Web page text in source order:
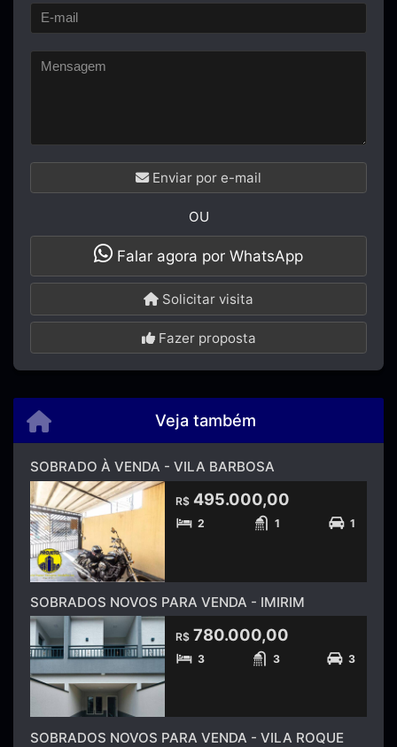
Enviar por e-mail
OU
Falar agora por WhatsApp
Solicitar visita
Fazer proposta
Veja também
SOBRADO À VENDA - VILA BARBOSA
R$ 495.000,00
2 1 1
SOBRADOS NOVOS PARA VENDA - IMIRIM
R$ 780.000,00
3 3 3
SOBRADOS NOVOS PARA VENDA - VILA ROQUE